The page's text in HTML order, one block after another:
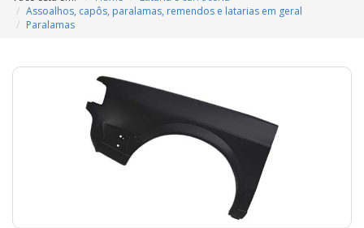
Assoalhos, capôs, paralamas, remendos e latarias em geral
Paralamas